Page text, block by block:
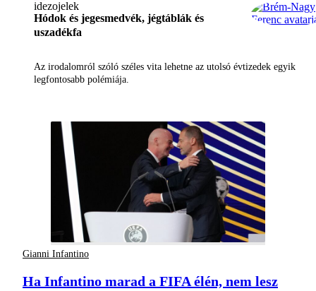
Hódok és jegesmedvék, jégtáblák és
uszadékfa
Az irodalomról szóló széles vita lehetne az utolsó évtizedek egyik
legfontosabb polémiája.
Gianni Infantino
Ha Infantino marad a FIFA élén, nem lesz